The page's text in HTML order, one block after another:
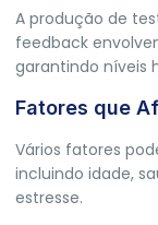
A produção de
feedback
garantindo níveis
Fatores que
Vários fatores
incluindo idade,
estresse.